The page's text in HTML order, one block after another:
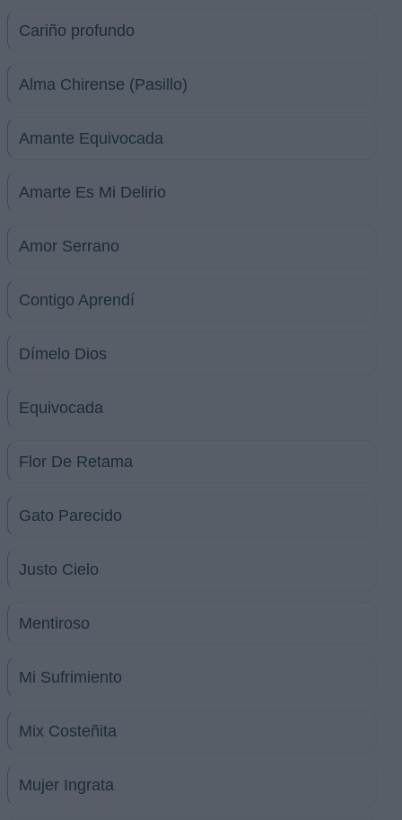
Cariño profundo
Alma Chirense (Pasillo)
Amante Equivocada
Amarte Es Mi Delirio
Amor Serrano
Contigo Aprendí
Dímelo Dios
Equivocada
Flor De Retama
Gato Parecido
Justo Cielo
Mentiroso
Mi Sufrimiento
Mix Costeñita
Mujer Ingrata